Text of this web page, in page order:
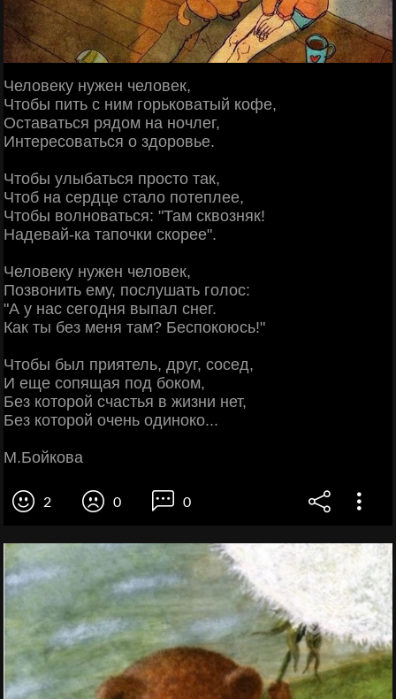
Человеку нужен человек,
Чтобы пить с ним горьковатый кофе,
Оставаться рядом на ночлег,
Интересоваться о здоровье.
Чтобы улыбаться просто так,
Чтоб на сердце стало потеплее,
Чтобы волноваться: "Там сквозняк!
Надевай-ка тапочки скорее".
Человеку нужен человек,
Позвонить ему, послушать голос:
"А у нас сегодня выпал снег.
Как ты без меня там? Беспокоюсь!"
Чтобы был приятель, друг, сосед,
И еще сопящая под боком,
Без которой счастья в жизни нет,
Без которой очень одиноко...
М.Бойкова
2 0 0